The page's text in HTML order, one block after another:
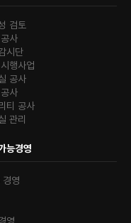
검토
사
시단
행사업
공사
사
티 공사
관리
능경영
경영